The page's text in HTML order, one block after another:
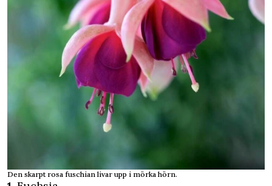
Den skarpt rosa fuschian livar upp i mörka hörn.